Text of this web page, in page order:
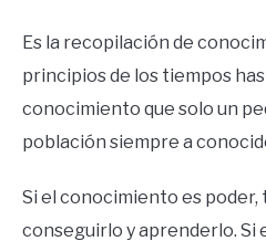
Es la recopilación de
principios de los tiempos
conocimiento que solo un
población siempre a
Si el conocimiento es poder,
conseguirlo y aprenderlo. Si